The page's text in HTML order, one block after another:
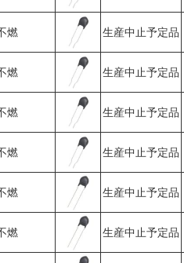
燃 生産中止予定品
燃 生産中止予定品
燃 生産中止予定品
燃 生産中止予定品
燃 生産中止予定品
燃 生産中止予定品